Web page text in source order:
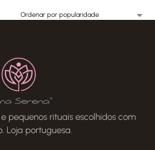
pequenos rituais escolhidos com
Loja portuguesa.